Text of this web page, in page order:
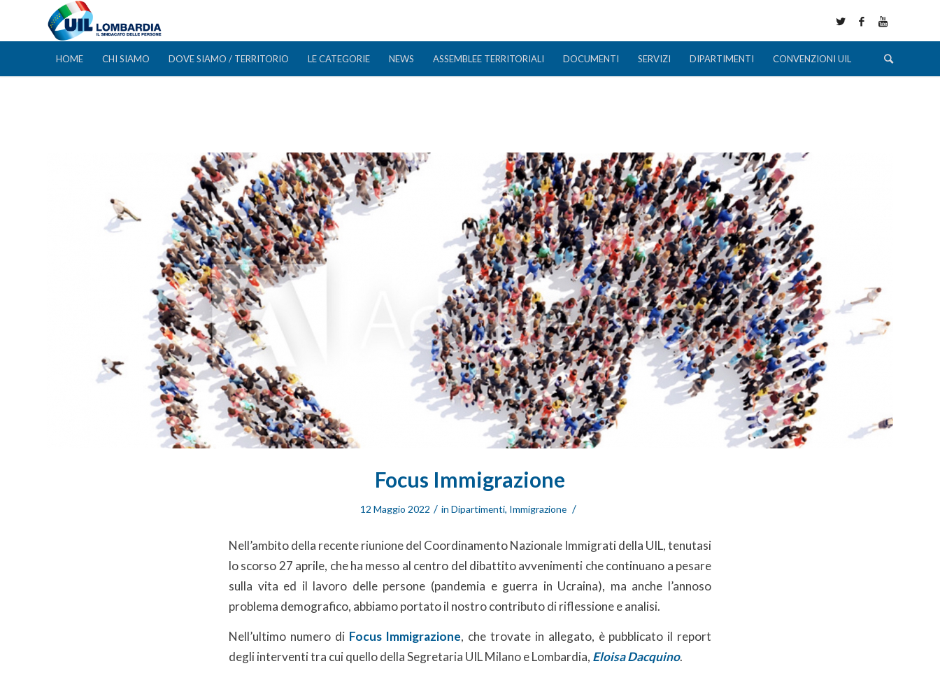
HOME CHI SIAMO DOVE SIAMO / TERRITORIO LE CATEGORIE NEWS ASSEMBLEE TERRITORIALI DOCUMENTI SERVIZI DIPARTIMENTI CONVENZIONI UIL
Focus Immigrazione
12 Maggio 2022 / in Dipartimenti, Immigrazione /
Nell’ambito della recente riunione del Coordinamento Nazionale Immigrati della UIL, tenutasi
lo scorso 27 aprile, che ha messo al centro del dibattito avvenimenti che continuano a pesare
sulla vita ed il lavoro delle persone (pandemia e guerra in Ucraina), ma anche l’annoso
problema demografico, abbiamo portato il nostro contributo di riflessione e analisi.
Nell’ultimo numero di Focus Immigrazione, che trovate in allegato, è pubblicato il report
degli interventi tra cui quello della Segretaria UIL Milano e Lombardia, Eloisa Dacquino.